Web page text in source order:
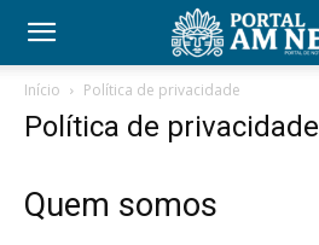
Início Política de privacidade
Política de privacidade
Quem somos